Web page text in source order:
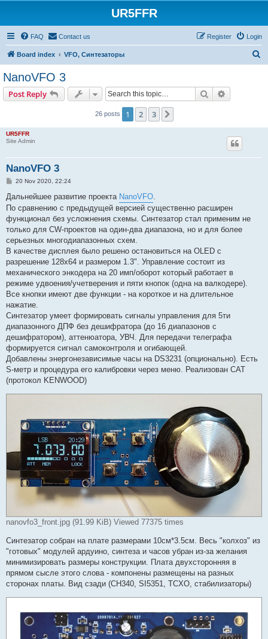
UR5FFR
FAQ Contact us Login
Register
Board index VFO, Синтезаторы
NanoVFO 3
Post Reply Search
26 posts 1 2 3
UR5FFR
Site Admin
NanoVFO 3
P
s
20 Nov 2020, 22:24
Дальнейшее развитие проекта NanoVFO.
По сравнению с предыдущей версией существенно расширен
функционал без усложнения схемы. Синтезатор стал применим не
только для CW-проектов на один-два диапазона, но и для более
серьезных многодиапазонных схем.
В качестве дисплея было решено остановиться на OLED с
разрешение 128х64 и размером 1.3". Управление состоит из
механического энкодера на 20 имп/оборот который работает в
режиме удвоения/учетверения и пяти кнопок (одна на валкодере).
Все кнопки имеют две функции - на короткое и на длительное
нажатие.
Синтезатор умеет формировать сигналы управления для 5ти
диапазонного ДПФ без дешифратора (до 16 диапазонов с
дешифратором), аттенюатора, УВЧ. Для передачи телеграфа
формируется сигнал самоконтроля и огибающей.
Добавлены энергонезависимые часы на DS3231 (опционально). Есть
S-метр и процедура его калибровки через меню. Реализован CAT
(протокол KENWOOD)
nanovfo3_front.jpg (91.99 KiB) Viewed 77375 times
Синтезатор собран на плате размерами 10см*3.5см. Весь "колхоз" из
"готовых" модулей ардуино, синтеза и часов убран из-за желания
минимизировать размеры конструкции. Плата двухсторонняя в
прямом сысле этого слова - компонены размещены на разных
сторонах платы. Вид сзади (CH340, SI5351, TCXO, стабилизаторы)